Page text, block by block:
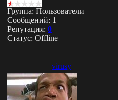
Группа: Пользователи
Сообщений: 1
Репутация: 0
Статус: Offline
virusy